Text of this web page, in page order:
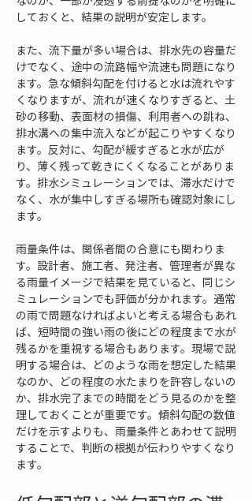
しておくと、結果の説明が安定します。
また、流下量が多い場合は、排水先の容量だ
けでなく、途中の流路幅や流速も問題になり
ます。急な傾斜勾配を付けると水は流れやす
くなりますが、流れが速くなりすぎると、土
砂の移動、表面材の損傷、利用者への跳ね、
排水溝への集中流入などが起こりやすくなり
ます。反対に、勾配が緩すぎると水が広が
り、薄く残って乾きにくくなることがありま
す。排水シミュレーションでは、滞水だけで
なく、水が集中しすぎる場所も確認対象にし
ます。
雨量条件は、関係者間の合意にも関わりま
す。設計者、施工者、発注者、管理者が異な
る雨量イメージで結果を見ていると、同じシ
ミュレーションでも評価が分かれます。通常
の雨で問題なければよいと考える場合もあれ
ば、短時間の強い雨の後にどの程度まで水が
残るかを重視する場合もあります。現場で説
明する場合は、どのような雨を想定した結果
なのか、どの程度の水たまりを許容しないの
か、排水完了までの時間をどう見るのかを整
理しておくことが重要です。傾斜勾配の数値
だけを示すよりも、雨量条件とあわせて説明
することで、判断の根拠が伝わりやすくなり
ます。